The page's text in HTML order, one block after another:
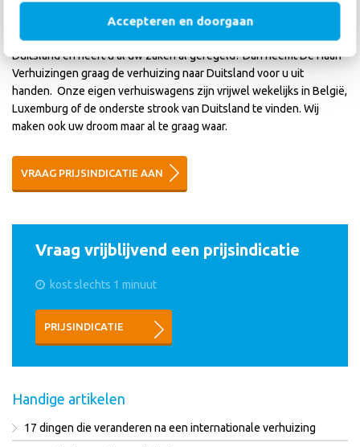
Accepteren en doorgaan
grensstreek afgewogen?
Lijkt het u wat om te gaan wonen net over de Nederlandse grens in
Duitsland en heeft u al uw zaken al geregeld? Dan neemt De Haan
Verhuizingen graag de verhuizing naar Duitsland voor u uit
handen. Onze eigen verhuiswagens zijn vrijwel wekelijks in België,
Luxemburg of de onderste strook van Duitsland te vinden. Wij
maken ook uw droom maar al te graag waar.
VRAAG PRIJSINDICATIE AAN
Vraag vrijblijvend een prijsindicatie
kost slechts 1 minuut
PRIJSINDICATIE
Handige artikelen
17 dingen die veranderen na een internationale verhuizing